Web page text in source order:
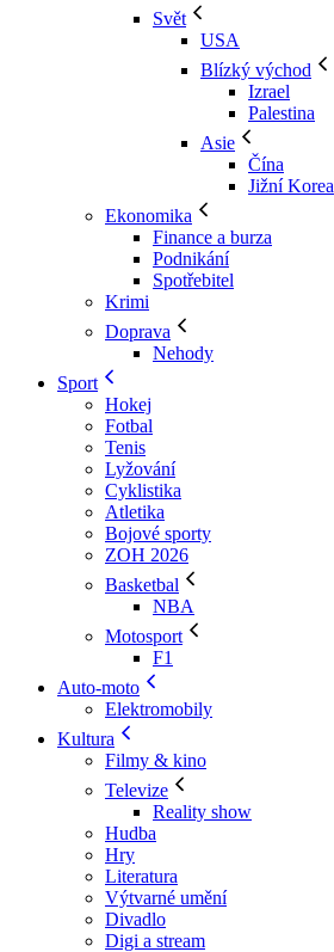
Svět
USA
Blízký východ
Izrael
Palestina
Asie
Čína
Jižní Korea
Ekonomika
Finance a burza
Podnikání
Spotřebitel
Krimi
Doprava
Nehody
Sport
Hokej
Fotbal
Tenis
Lyžování
Cyklistika
Atletika
Bojové sporty
ZOH 2026
Basketbal
NBA
Motosport
F1
Auto-moto
Elektromobily
Kultura
Filmy & kino
Televize
Reality show
Hudba
Hry
Literatura
Výtvarné umění
Divadlo
Digi a stream